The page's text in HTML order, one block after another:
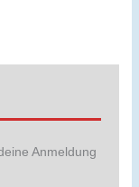
Anmeldung